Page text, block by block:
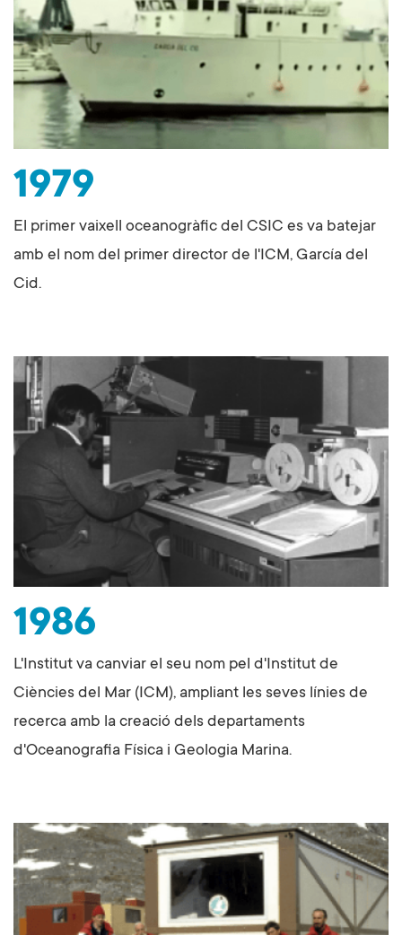
1979
El primer vaixell oceanogràfic del CSIC es va batejar
amb el nom del primer director de l'ICM, García del
Cid.
1986
L'Institut va canviar el seu nom pel d'Institut de
Ciències del Mar (ICM), ampliant les seves línies de
recerca amb la creació dels departaments
d'Oceanografia Física i Geologia Marina.